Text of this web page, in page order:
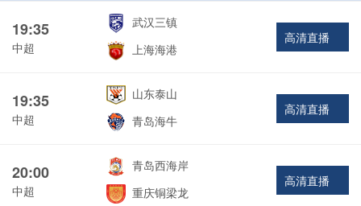
19:35
中超
武汉三镇
上海海港
高清直播
19:35
中超
山东泰山
青岛海牛
高清直播
20:00
中超
青岛西海岸
重庆铜梁龙
高清直播